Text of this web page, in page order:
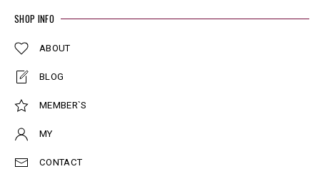
SHOP INFO
ABOUT
BLOG
MEMBER`S
MY
CONTACT